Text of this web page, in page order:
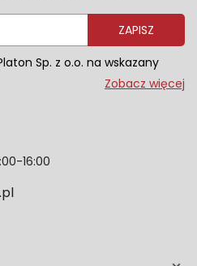
ZAPISZ
Sp. z o.o. na wskazany
informacje marketingowe
znajdziesz w naszej
zgody nie wpłynie na
dokonanego przed
Zobacz więcej
16:00